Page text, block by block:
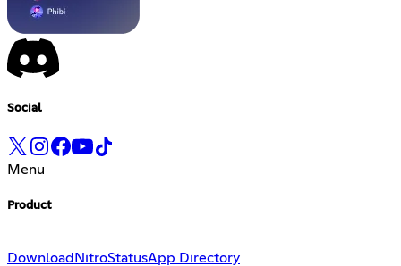
Social
Menu
Product
Download NitroStatusApp Directory